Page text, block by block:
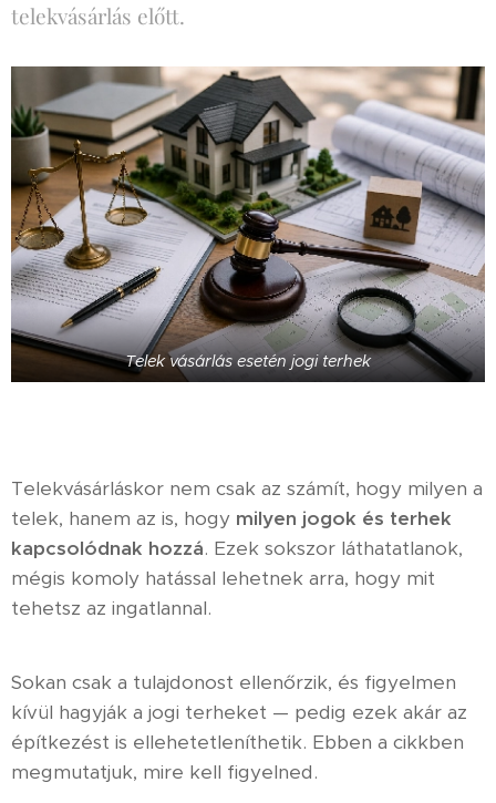
telekvásárlás előtt.
Telek vásárlás esetén jogi terhek
Telekvásárláskor nem csak az számít, hogy milyen a
telek, hanem az is, hogy milyen jogok és terhek
kapcsolódnak hozzá. Ezek sokszor láthatatlanok,
mégis komoly hatással lehetnek arra, hogy mit
tehetsz az ingatlannal.
Sokan csak a tulajdonost ellenőrzik, és figyelmen
kívül hagyják a jogi terheket — pedig ezek akár az
építkezést is ellehetetleníthetik. Ebben a cikkben
megmutatjuk, mire kell figyelned.